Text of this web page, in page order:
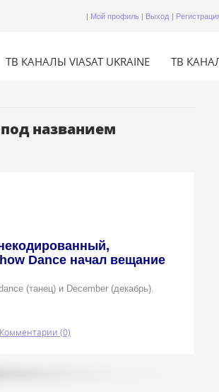
| Мой профиль | Выход |
ТВ КАНАЛЫ VIASAT UKRAINE ТВ
названием
Dance начал вещание
(танец) и December (декабрь).
Комментарии (0)